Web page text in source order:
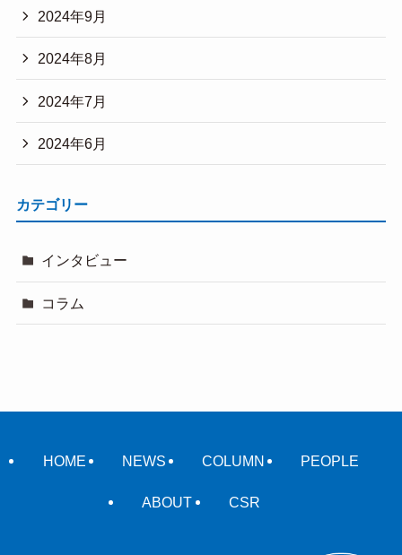
2024年9月
2024年8月
2024年7月
2024年6月
カテゴリー
インタビュー
コラム
HOME NEWS COLUMN PEOPLE
ABOUT CSR